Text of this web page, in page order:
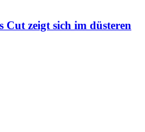
Cut zeigt sich im düsteren